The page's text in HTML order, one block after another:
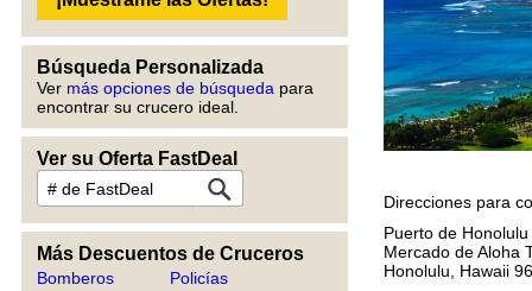
Búsqueda Personalizada
Ver más opciones de búsqueda para
encontrar su crucero ideal.
Ver su Oferta FastDeal
Más Descuentos de Cruceros
Bomberos
Policías
Direcciones para
Puerto de Honolulu
Mercado de Aloha
Honolulu, Hawaii